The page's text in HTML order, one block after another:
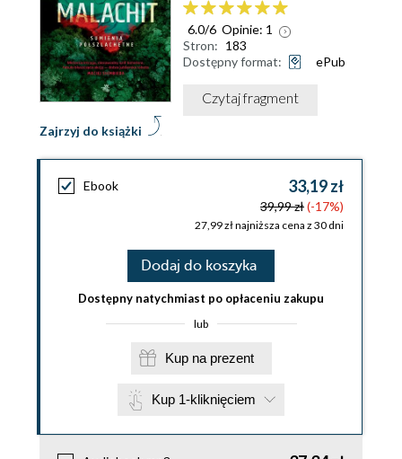
Zajrzyj do książki
6.0/6 Opinie: 1
Stron: 183
Dostępny format:
ePub
Czytaj fragment
Ebook 33,19 zł
39,99 zł(-17%)
27,99 zł najniższa cena z 30 dni
Dodaj do koszyka
Dostępny natychmiast po opłaceniu zakupu
lub
Kup na prezent
Kup 1-kliknięciem